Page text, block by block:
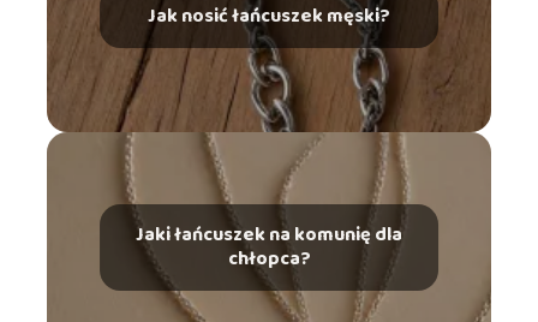
Jak nosić łańcuszek męski?
Jaki łańcuszek na komunię dla
chłopca?